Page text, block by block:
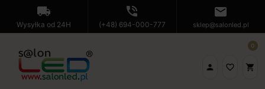
local_shipping
Wysyłka od 24H
phone_in_talk
(+48) 694-000-777
mail
sklep@salonled.pl
 favorite_border shopping_cart
0